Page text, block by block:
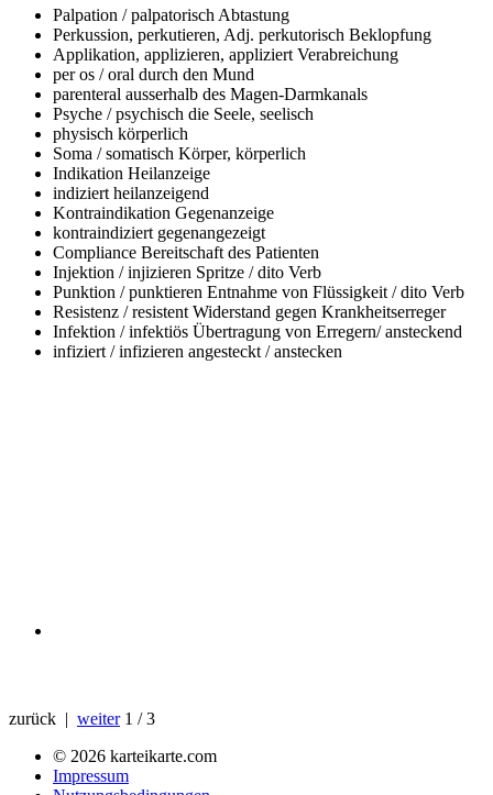
Palpation / palpatorisch Abtastung
Perkussion, perkutieren, Adj. perkutorisch Beklopfung
Applikation, applizieren, appliziert Verabreichung
per os / oral durch den Mund
parenteral ausserhalb des Magen-Darmkanals
Psyche / psychisch die Seele, seelisch
physisch körperlich
Soma / somatisch Körper, körperlich
Indikation Heilanzeige
indiziert heilanzeigend
Kontraindikation Gegenanzeige
kontraindiziert gegenangezeigt
Compliance Bereitschaft des Patienten
Injektion / injizieren Spritze / dito Verb
Punktion / punktieren Entnahme von Flüssigkeit / dito Verb
Resistenz / resistent Widerstand gegen Krankheitserreger
Infektion / infektiös Übertragung von Erregern/ ansteckend
infiziert / infizieren angesteckt / anstecken
zurück | weiter 1 / 3
© 2026 karteikarte.com
Impressum